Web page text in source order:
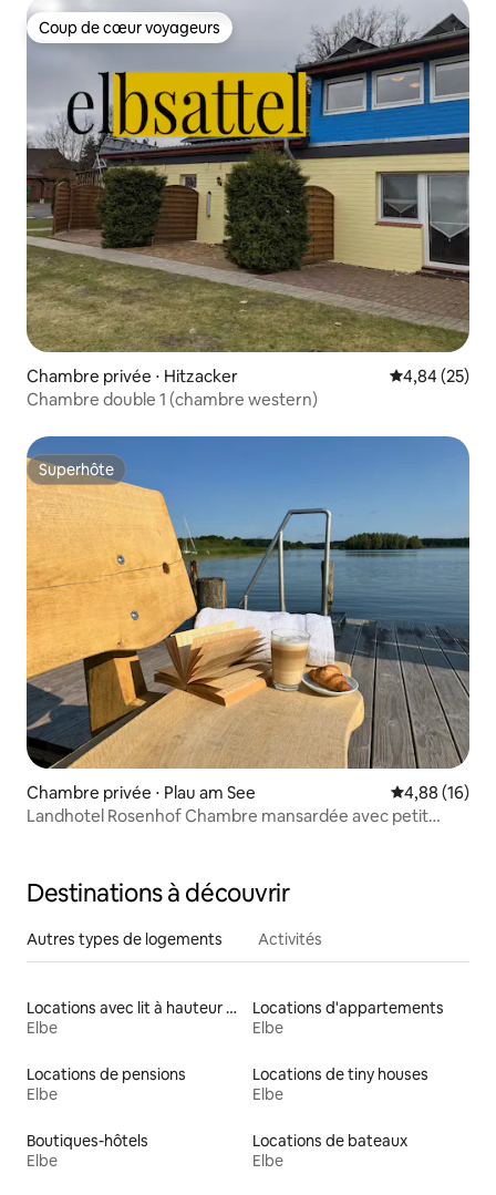
Coup de cœur voyageurs
Coup de cœur voyageurs
Chambre privée ⋅ Hitzacker Évaluation
4,84 (25)
Chambre double 1 (chambre western)
Superhôte
Superhôte
Chambre privée ⋅ Plau am See Évaluation
4,88 (16)
Landhotel Rosenhof Chambre mansardée avec petit
Destinations à découvrir
Autres types de logements Activités
Locations avec lit à hauteur adaptée
Elbe
Locations d'appartements
Elbe
Locations de pensions
Elbe
Locations de tiny houses
Elbe
Boutiques-hôtels
Elbe
Locations de bateaux
Elbe